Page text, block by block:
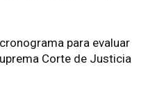
para evaluar
Corte de Justicia